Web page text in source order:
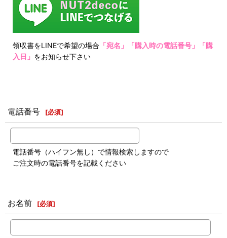
領収書をLINEで希望の場合 「宛名」「購入時の電話番号」「購
入日」 をお知らせ下さい
電話番号 [必須]
電話番号（ハイフン無し）で情報検索しますので
ご注文時の電話番号を記載ください
お名前 [必須]